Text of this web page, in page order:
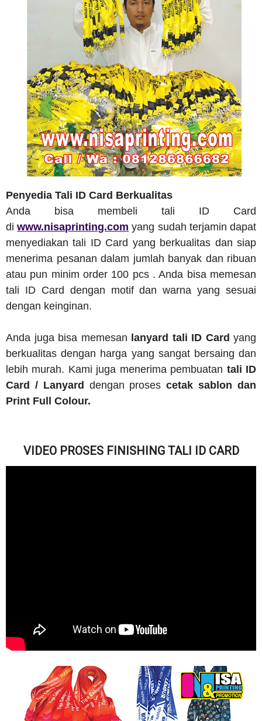
Penyedia Tali ID Card Berkualitas
Anda bisa membeli tali ID Card
diwww.nisaprinting.com yang sudah terjamin dapat
menyediakan tali ID Card yang berkualitas dan siap
menerima pesanan dalam jumlah banyak dan ribuan
atau pun minim order 100 pcs . Anda bisa memesan
tali ID Card dengan motif dan warna yang sesuai
dengan keinginan.
Anda juga bisa memesan lanyard tali ID Card yang
berkualitas dengan harga yang sangat bersaing dan
lebih murah. Kami juga menerima pembuatan tali ID
Card / Lanyard dengan prosescetak sablon dan
Print Full Colour.
VIDEO PROSES FINISHING TALI ID CARD